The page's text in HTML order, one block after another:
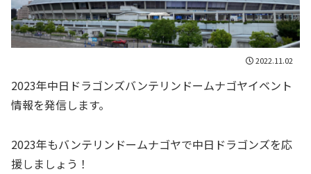
2022.11.02
2023年中日ドラゴンズバンテリンドームナゴヤイベント
情報を発信します。
2023年もバンテリンドームナゴヤで中日ドラゴンズを応
援しましょう！